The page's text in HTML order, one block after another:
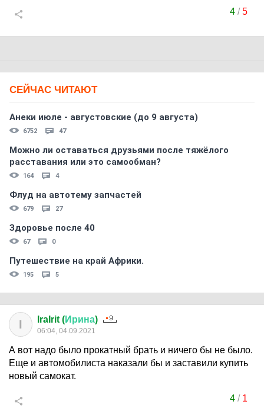
4/5
СЕЙЧАС ЧИТАЮТ
Анеки июле - августовские (до 9 августа)
6752 47
Можно ли оставаться друзьями после тяжёлого
расставания или это самообман?
164 4
Флуд на автотему запчастей
679 27
Здоровье после 40
67 0
Путешествие на край Африки.
195 5
I IraIrit (Ирина)
06:04, 04.09.2021
А вот надо было прокатный брать и ничего бы не было.
Еще и автомобилиста наказали бы и заставили купить
новый самокат.
4/ 1